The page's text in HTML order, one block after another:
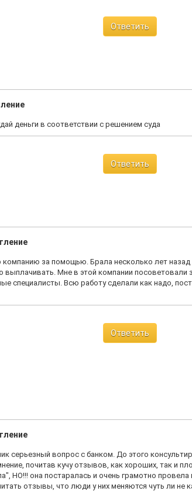
Ответить
деньги в соответствии с решением суда
Ответить
за помощью. Брала несколько лет назад
выплачивать. Мне в этой компании посоветовали
специалисты. Всю работу сделали как надо,
Ответить
серьезный вопрос с банком. До этого
почитав кучу отзывов, как хороших, так и
НО!!! она постаралась и очень грамотно
отзывы, что люди у них меняются чуть ли